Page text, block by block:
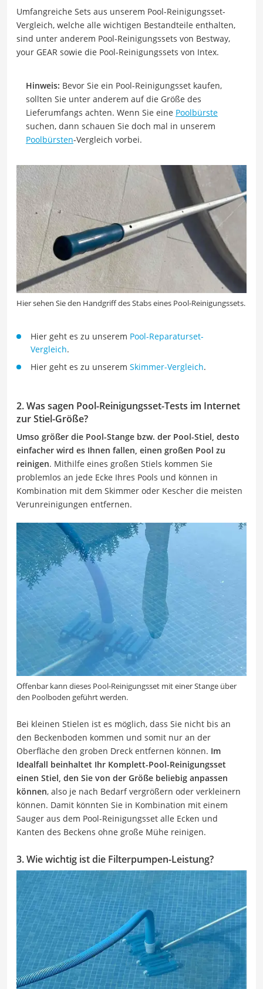
Umfangreiche Sets aus unserem Pool-Reinigungsset-
Vergleich, welche alle wichtigen Bestandteile enthalten,
sind unter anderem Pool-Reinigungssets von Bestway,
your GEAR sowie die Pool-Reinigungssets von Intex.
Hinweis: Bevor Sie ein Pool-Reinigungsset kaufen,
sollten Sie unter anderem auf die Größe des
Lieferumfangs achten. Wenn Sie eine Poolbürste
suchen, dann schauen Sie doch mal in unserem
Poolbürsten-Vergleich vorbei.
Hier sehen Sie den Handgriff des Stabs eines Pool-Reinigungssets.
Hier geht es zu unserem Pool-Reparaturset-
Vergleich.
Hier geht es zu unserem Skimmer-Vergleich.
2. Was sagen Pool-Reinigungsset-Tests im Internet
zur Stiel-Größe?
Umso größer die Pool-Stange bzw. der Pool-Stiel, desto
einfacher wird es Ihnen fallen, einen großen Pool zu
reinigen. Mithilfe eines großen Stiels kommen Sie
problemlos an jede Ecke Ihres Pools und können in
Kombination mit dem Skimmer oder Kescher die meisten
Verunreinigungen entfernen.
Offenbar kann dieses Pool-Reinigungsset mit einer Stange über
den Poolboden geführt werden.
Bei kleinen Stielen ist es möglich, dass Sie nicht bis an
den Beckenboden kommen und somit nur an der
Oberfläche den groben Dreck entfernen können. Im
Idealfall beinhaltet Ihr Komplett-Pool-Reinigungsset
einen Stiel, den Sie von der Größe beliebig anpassen
können, also je nach Bedarf vergrößern oder verkleinern
können. Damit könnten Sie in Kombination mit einem
Sauger aus dem Pool-Reinigungsset alle Ecken und
Kanten des Beckens ohne große Mühe reinigen.
3. Wie wichtig ist die Filterpumpen-Leistung?